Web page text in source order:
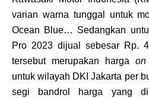
varian warna tunggal untuk
Ocean Blue… Sedangkan
Pro 2023 dijual sebesar Rp.
tersebut merupakan harga
untuk wilayah DKI Jakarta per
segi bandrol harga yang